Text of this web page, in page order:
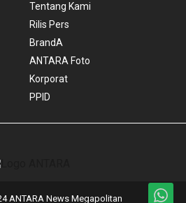
Tentang Kami
Rilis Pers
BrandA
ANTARA Foto
Korporat
PPID
ANTARA News Megapolitan